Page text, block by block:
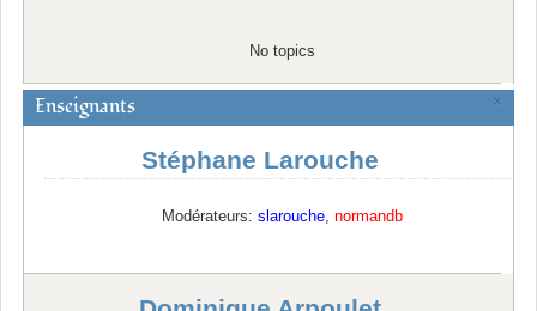
No topics
×
Enseignants
Stéphane Larouche
Modérateurs:slarouche ,normandb